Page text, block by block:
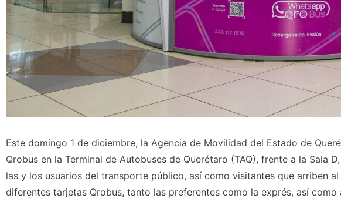
Este domingo 1 de diciembre, la Agencia de Movilidad del Estado de
Qrobus en la Terminal de Autobuses de Querétaro (TAQ), frente a la Sala
las y los usuarios del transporte público, así como visitantes que arriben
diferentes tarjetas Qrobus, tanto las preferentes como la exprés, así